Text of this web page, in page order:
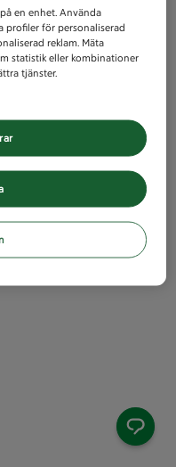
en enhet. Använda
profiler för personaliserad
reklam. Mäta
statistik eller kombinationer
tjänster.